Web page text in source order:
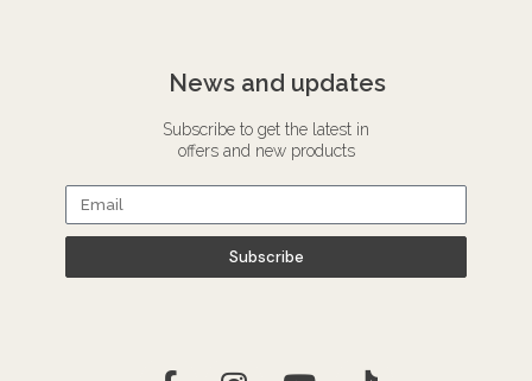
News and updates
Subscribe to get the latest in
offers and new products
Subscribe